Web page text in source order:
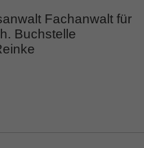
Fachanwalt für
Buchstelle